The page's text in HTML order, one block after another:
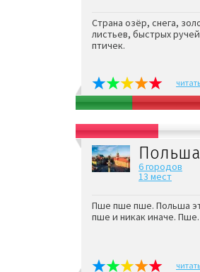
Страна озёр, снега,
листьев, быстрых
птичек.
Польша
6 городов
13 мест
Пше пше пше. Польша
пше и никак иначе. Пше.